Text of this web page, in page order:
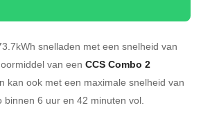
snelladen met een snelheid van
van een CCS Combo 2
kan ook met een maximale snelheid van
binnen 6 uur en 42 minuten vol.